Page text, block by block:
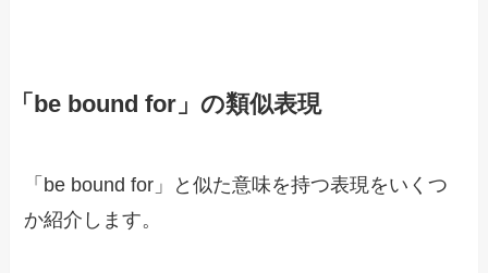
「be bound for」の類似表現
「be bound for」と似た意味を持つ表現をいくつ
か紹介します。